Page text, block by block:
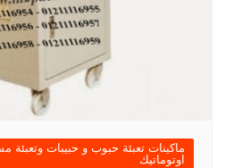
ماكينات تعبئة حبوب و حبيبات
اوتوماتيك